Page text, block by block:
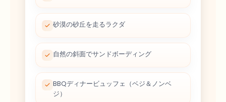
砂漠の砂丘を走るラクダ
自然の斜面でサンドボーディング
BBQディナービュッフェ（ベジ＆ノンベ
ジ）